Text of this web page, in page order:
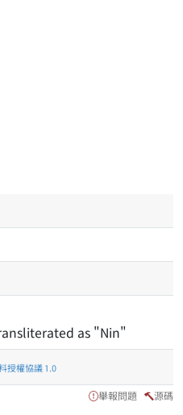
as "Nin"
授權協議 1.0
舉報問題 源碼